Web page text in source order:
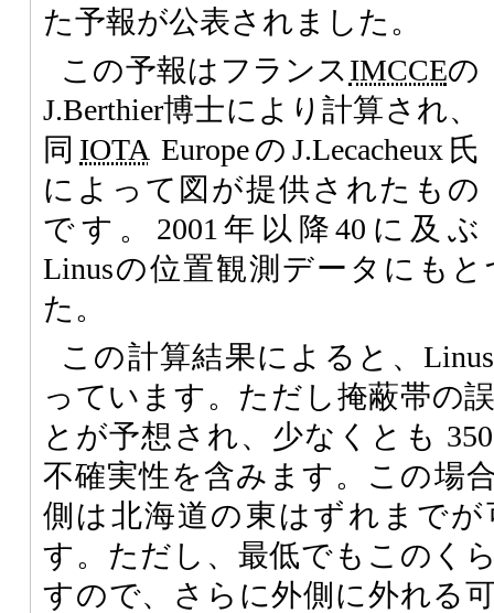
た予報が公表されました。
この予報はフランス IMCCEの
J.Berthier博士により計算され、
同 IOTA EuropeのJ.Lecacheux氏
によって図が提供されたもの
です。2001年以降40に及ぶ
Linusの位置観測データにも
た。
この計算結果によると、
っています。ただし掩蔽帯の
とが予想され、少なくとも
不確実性を含みます。この場
側は北海道の東はずれまで
す。ただし、最低でもこのく
すので、さらに外側に外れる